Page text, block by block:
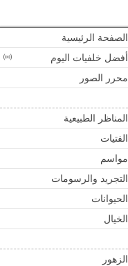
الصفحة الرئيسية
أفضل خلفيات اليوم
محرر الصور
المناظر الطبيعية
الفتيات
مواسم
التجريد والرسومات
الحيوانات
الخيال
الزهور